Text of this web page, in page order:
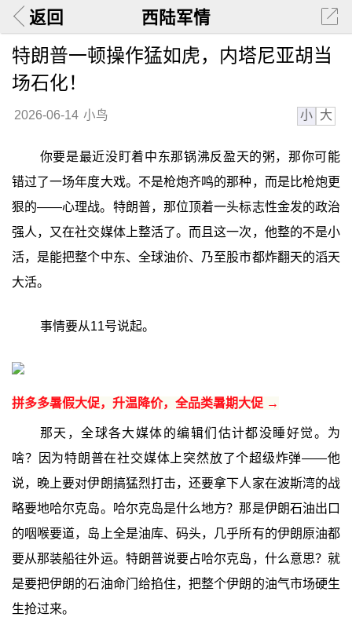
返回 西陆军情
特朗普一顿操作猛如虎，内塔尼亚胡当
场石化！
2026-06-14 小鸟 小 大
你要是最近没盯着中东那锅沸反盈天的粥，那你可能
错过了一场年度大戏。不是枪炮齐鸣的那种，而是比枪炮更
狠的——心理战。特朗普，那位顶着一头标志性金发的政治
强人，又在社交媒体上整活了。而且这一次，他整的不是小
活，是能把整个中东、全球油价、乃至股市都炸翻天的滔天
大活。
事情要从11号说起。
拼多多暑假大促，升温降价，全品类暑期大促 →
那天，全球各大媒体的编辑们估计都没睡好觉。为
啥？因为特朗普在社交媒体上突然放了个超级炸弹——他
说，晚上要对伊朗搞猛烈打击，还要拿下人家在波斯湾的战
略要地哈尔克岛。哈尔克岛是什么地方？那是伊朗石油出口
的咽喉要道，岛上全是油库、码头，几乎所有的伊朗原油都
要从那装船往外运。特朗普说要占哈尔克岛，什么意思？就
是要把伊朗的石油命门给掐住，把整个伊朗的油气市场硬生
生抢过来。